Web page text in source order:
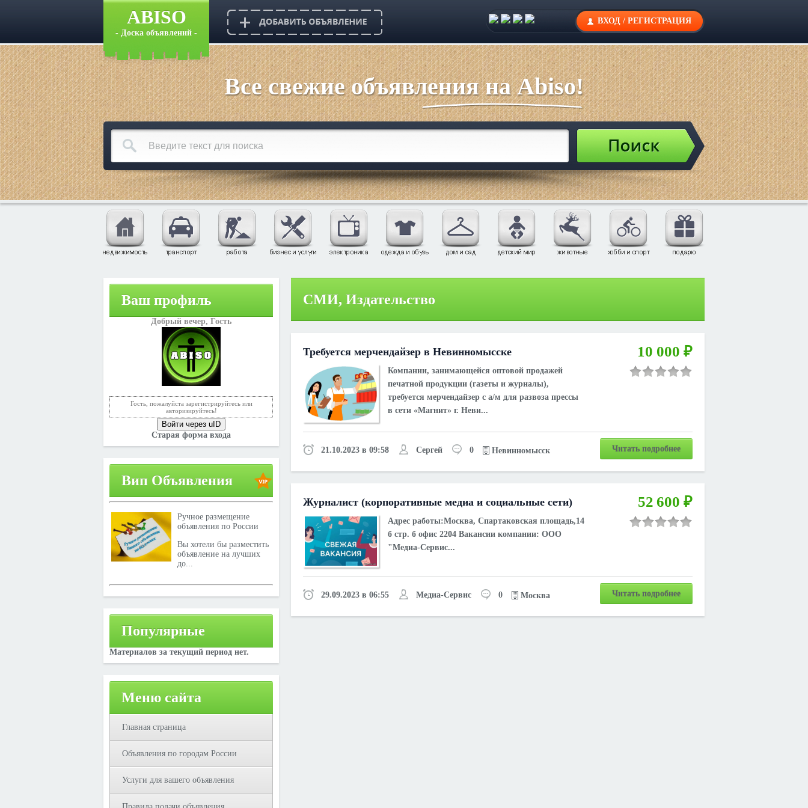
ABISO
- Доска объявлений -
ВХОД/ РЕГИСТРАЦИЯ
Все свежие объявления на Abiso!
Ваш профиль
Добрый вечер, Гость
Гость, пожалуйста зарегистрируйтесь или
авторизируйтесь!
Войти через uID
Старая форма входа
Вип Объявления
Ручное размещение
объявления по России
Вы хотели бы разместить
объявление на лучших
до...
Популярные
Материалов за текущий период нет.
Меню сайта
Главная страница
Объявления по городам России
Услуги для вашего объявления
СМИ, Издательство
Требуется мерчендайзер в Невинномысске
Компании, занимающейся оптовой продажей
печатной продукции (газеты и журналы),
требуется мерчендайзер с а/м для развоза прессы
в сети «Магнит» г. Неви...
10 000 ₽
21.10.2023 в 09:58 Сергей Невинномысск
0 Читать подробнее
Журналист (корпоративные медиа и социальные сети)
Адрес работы:Москва, Спартаковская площадь,14
б стр. б офис 2204 Вакансии компании: ООО
"Медиа-Сервис...
52 600 ₽
29.09.2023 в 06:55 Медиа-Сервис Москва
0 Читать подробнее